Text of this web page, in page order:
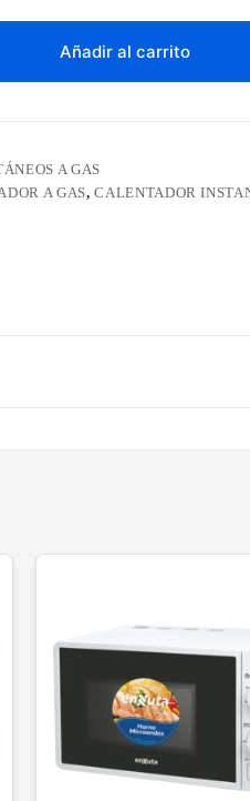
Añadir al carrito
A GAS
A GAS,CALENTADOR